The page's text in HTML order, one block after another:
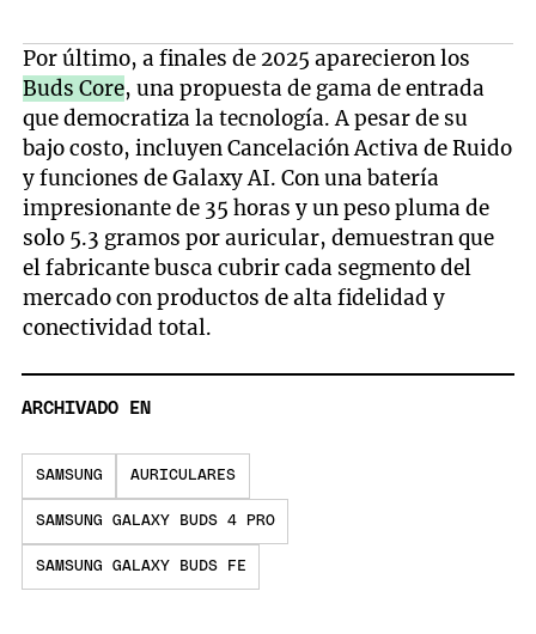
Por último, a finales de 2025 aparecieron los
Buds Core, una propuesta de gama de entrada
que democratiza la tecnología. A pesar de su
bajo costo, incluyen Cancelación Activa de Ruido
y funciones de Galaxy AI. Con una batería
impresionante de 35 horas y un peso pluma de
solo 5.3 gramos por auricular, demuestran que
el fabricante busca cubrir cada segmento del
mercado con productos de alta fidelidad y
conectividad total.
ARCHIVADO EN
SAMSUNG AURICULARES
SAMSUNG GALAXY BUDS 4 PRO
SAMSUNG GALAXY BUDS FE